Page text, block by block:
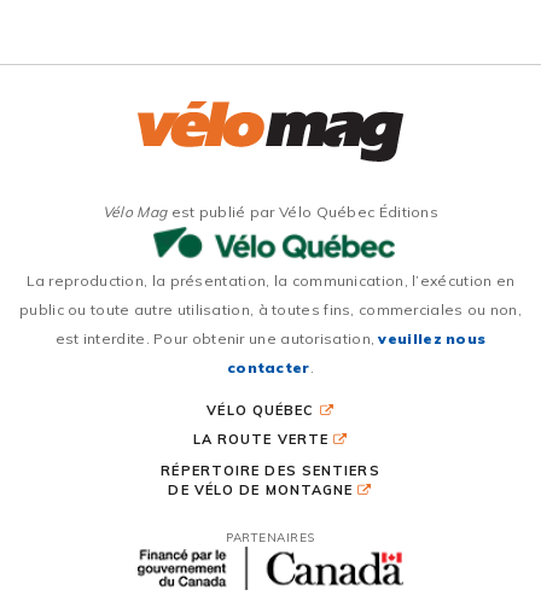
Vélo Magest publié par Vélo Québec Éditions
La reproduction, la présentation, la communication, l’exécution en
public ou toute autre utilisation, à toutes fins, commerciales ou non,
est interdite. Pour obtenir une autorisation,veuillez nous
contacter.
VÉLO QUÉBEC
LA ROUTE VERTE
RÉPERTOIRE DES SENTIERS
DE VÉLO DE MONTAGNE
PARTENAIRES